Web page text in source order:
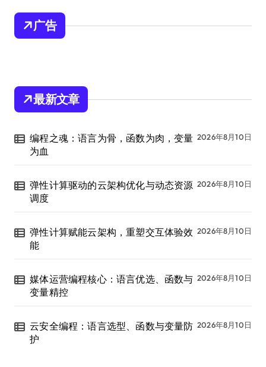
广告
最新文章
编程之魂：语言为骨，函数为肉，变量
为血
2026年8月10日
弹性计算驱动的云架构优化与动态资源
调度
2026年8月10日
弹性计算赋能云架构，重塑交互体验效
能
2026年8月10日
媒体运营编程核心：语言优选、函数与
变量精控
2026年8月10日
云安全编程：语言选型、函数与变量防
护
2026年8月10日